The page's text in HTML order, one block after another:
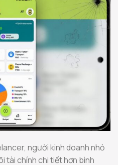
người kinh doanh nhỏ
tài chính chi tiết hơn bình